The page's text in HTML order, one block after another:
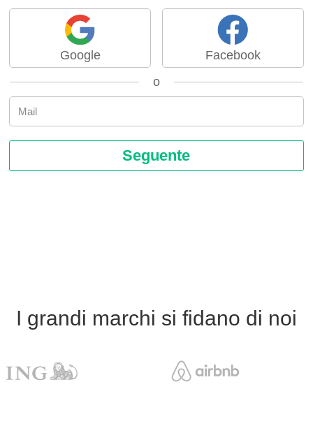
Google
Facebook
o
I grandi marchi si fidano di noi